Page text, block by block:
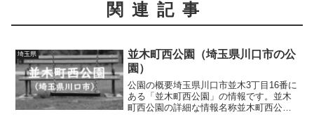
関連記事
埼玉県
並木町西公園（埼玉県川口市の公
園）
公園の概要埼玉県川口市並木3丁目16番に
ある「並木町西公園」の情報です。並木
町西公園の詳細な情報名称並木町西公園